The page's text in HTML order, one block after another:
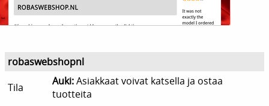
robaswebshopnl
Tila
Auki:Asiakkaat voivat katsella ja ostaa
tuotteita